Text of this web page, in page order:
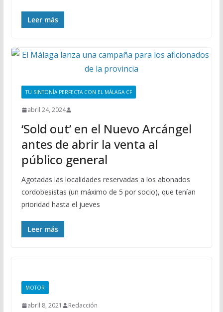
Leer más
TU SINTONÍA PERFECTA CON EL MÁLAGA CF
abril 24, 2024
‘Sold out’ en el Nuevo Arcángel
antes de abrir la venta al
público general
Agotadas las localidades reservadas a los abonados
cordobesistas (un máximo de 5 por socio), que tenían
prioridad hasta el jueves
Leer más
MOTOR
abril 8, 2021 Redacción